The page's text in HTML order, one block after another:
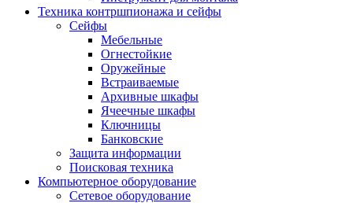
Техника контршпионажа и сейфы
Сейфы
Мебельные
Огнестойкие
Оружейные
Встраиваемые
Архивные шкафы
Ячеечные шкафы
Ключницы
Банковские
Защита информации
Поисковая техника
Компьютерное оборудование
Сетевое оборудование